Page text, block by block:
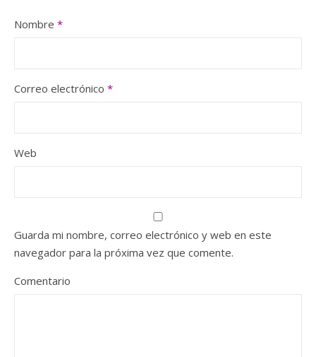
Nombre *
Correo electrónico *
Web
Guarda mi nombre, correo electrónico y web en este
navegador para la próxima vez que comente.
Comentario